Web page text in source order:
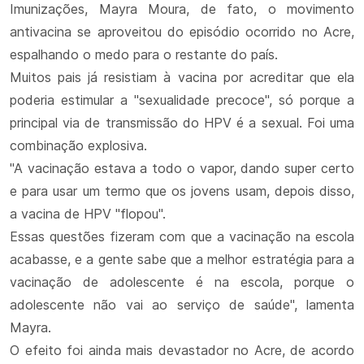
Imunizações, Mayra Moura, de fato, o movimento
antivacina se aproveitou do episódio ocorrido no Acre,
espalhando o medo para o restante do país.
Muitos pais já resistiam à vacina por acreditar que ela
poderia estimular a "sexualidade precoce", só porque a
principal via de transmissão do HPV é a sexual. Foi uma
combinação explosiva.
"A vacinação estava a todo o vapor, dando super certo
e para usar um termo que os jovens usam, depois disso,
a vacina de HPV "flopou".
Essas questões fizeram com que a vacinação na escola
acabasse, e a gente sabe que a melhor estratégia para a
vacinação de adolescente é na escola, porque o
adolescente não vai ao serviço de saúde", lamenta
Mayra.
O efeito foi ainda mais devastador no Acre, de acordo